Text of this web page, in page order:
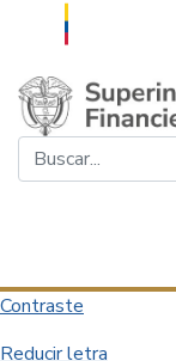
Saltar al contenido
Contraste
Reducir letra